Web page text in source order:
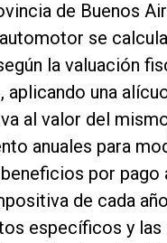
de Buenos
se
la valuación
aplicando una
al valor del
anuales para
beneficios por pago
de cada
específicos y las